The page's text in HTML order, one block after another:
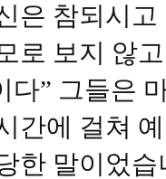
은 참되시
로 보지 않
다” 그들은
간에 걸쳐
한 말이었